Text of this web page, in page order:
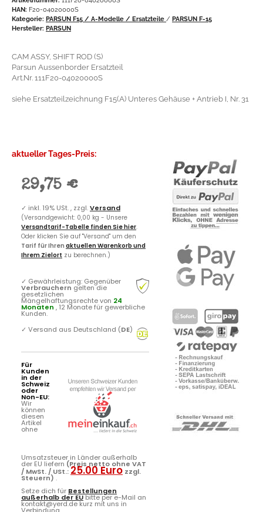
HAN: F20-04020000S
Kategorie: PARSUN F15 / A-Modelle / Ersatzteile / PARSUN F-15
Hersteller: PARSUN
CAM ASSY, SHIFT ROD (S)
Parsun Aussenborder Ersatzteil
Art.Nr. 111F20-04020000S
siehe Ersatzteilzeichnung F15(A) Unteres Gehäuse + Antrieb I, Nr. 31
aktueller Tages-Preis:
29,75 €
✓ inkl. 19% USt. , zzgl.Versand
(Versandgewicht: 0,00 kg - Unsere
Versandtarif-Tabelle finden Sie hier.
Oder klicken Sie auf "Versand" um den
Tarif für Ihren aktuellen Warenkorb und
Ihrem Zielort zu berechnen.)
✓ Gewährleistung: Gegenüber
Verbrauchern gelten die
gesetzlichen
Mängelhaftungsrechte von 24
Monaten , 12 Monate für gewerbliche
Kunden.
✓ Versand aus Deutschland (DE)
Für
Kunden
in der
Schweiz
oder
Non-EU:
Wir
können
diesen
Artikel
ohne
Umsatzsteuer in Länder außerhalb
der EU liefern (Preis netto ohne VAT
/ MwSt. / USt.:25.00 Euro zzgl.
Steuern) .
Setze dich für Bestellungen
außerhalb der EUbitte per e-Mail an
kontakt@yerd.de kurz mit uns in
Verbindung ...